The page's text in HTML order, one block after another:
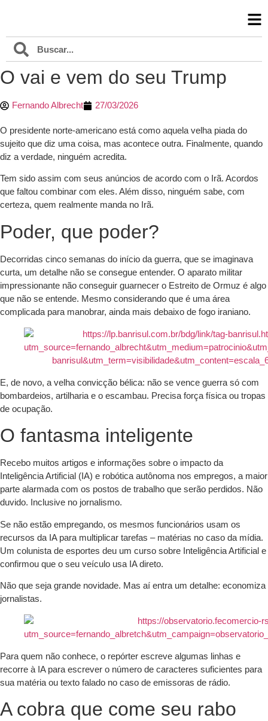
O vai e vem do seu Trump
Fernando Albrecht 27/03/2026
O presidente norte-americano está como aquela velha piada do
sujeito que diz uma coisa, mas acontece outra. Finalmente, quando
diz a verdade, ninguém acredita.
Tem sido assim com seus anúncios de acordo com o Irã. Acordos
que faltou combinar com eles. Além disso, ninguém sabe, com
certeza, quem realmente manda no Irã.
Poder, que poder?
Decorridas cinco semanas do início da guerra, que se imaginava
curta, um detalhe não se consegue entender. O aparato militar
impressionante não conseguir guarnecer o Estreito de Ormuz é algo
que não se entende. Mesmo considerando que é uma área
complicada para manobrar, ainda mais debaixo de fogo iraniano.
E, de novo, a velha convicção bélica: não se vence guerra só com
bombardeios, artilharia e o escambau. Precisa força física ou tropas
de ocupação.
O fantasma inteligente
Recebo muitos artigos e informações sobre o impacto da
Inteligência Artificial (IA) e robótica autônoma nos empregos, a maior
parte alarmada com os postos de trabalho que serão perdidos. Não
duvido. Inclusive no jornalismo.
Se não estão empregando, os mesmos funcionários usam os
recursos da IA para multiplicar tarefas – matérias no caso da mídia.
Um colunista de esportes deu um curso sobre Inteligência Artificial e
confirmou que o seu veículo usa IA direto.
Não que seja grande novidade. Mas aí entra um detalhe: economiza
jornalistas.
Para quem não conhece, o repórter escreve algumas linhas e
recorre à IA para escrever o número de caracteres suficientes para
sua matéria ou texto falado no caso de emissoras de rádio.
A cobra que come seu rabo